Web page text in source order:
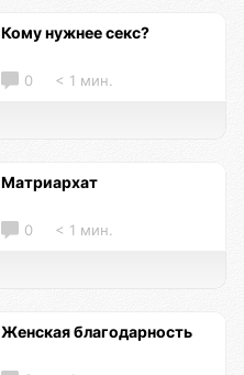
Кому нужнее секс?
0 < 1 мин.
Матриархат
0 < 1 мин.
Женская благодарность